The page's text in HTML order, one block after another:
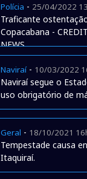
Polícia - 25/04/2022
Traficante
Copacabana -
NEWS
Naviraí- 10/03/2022
Naviraí segue o
uso obrigatório de
Geral - 18/10/2021
Tempestade causa
Itaquiraí.